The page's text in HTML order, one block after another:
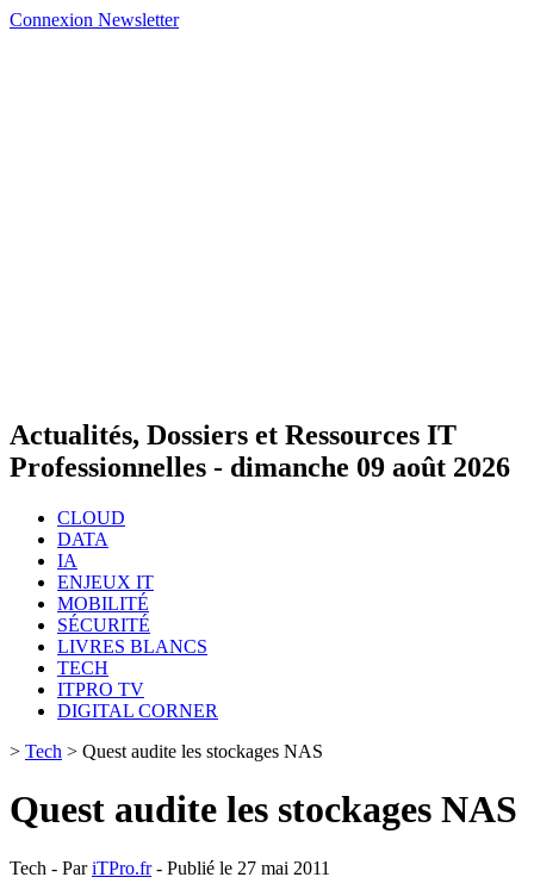
Connexion Newsletter
Actualités, Dossiers et Ressources IT
Professionnelles - dimanche 09 août 2026
CLOUD
DATA
IA
ENJEUX IT
MOBILITÉ
SÉCURITÉ
LIVRES BLANCS
TECH
ITPRO TV
DIGITAL CORNER
> Tech > Quest audite les stockages NAS
Quest audite les stockages NAS
Tech - PariTPro.fr- Publié le 27 mai 2011